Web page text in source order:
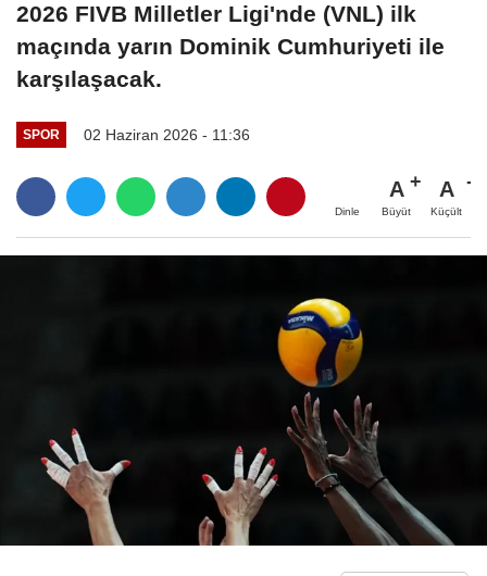
2026 FIVB Milletler Ligi'nde (VNL) ilk
maçında yarın Dominik Cumhuriyeti ile
karşılaşacak.
SPOR 02 Haziran 2026 - 11:36
Dinle
A
Büyüt
A
Küçült